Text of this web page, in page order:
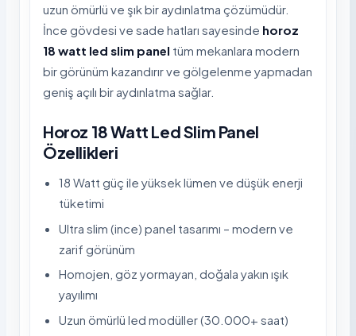
uzun ömürlü ve şık bir aydınlatma çözümüdür.
İnce gövdesi ve sade hatları sayesinde horoz
18 watt led slim panel tüm mekanlara modern
bir görünüm kazandırır ve gölgelenme yapmadan
geniş açılı bir aydınlatma sağlar.
Horoz 18 Watt Led Slim Panel
Özellikleri
18 Watt güç ile yüksek lümen ve düşük enerji
tüketimi
Ultra slim (ince) panel tasarımı – modern ve
zarif görünüm
Homojen, göz yormayan, doğala yakın ışık
yayılımı
Uzun ömürlü led modüller (30.000+ saat)